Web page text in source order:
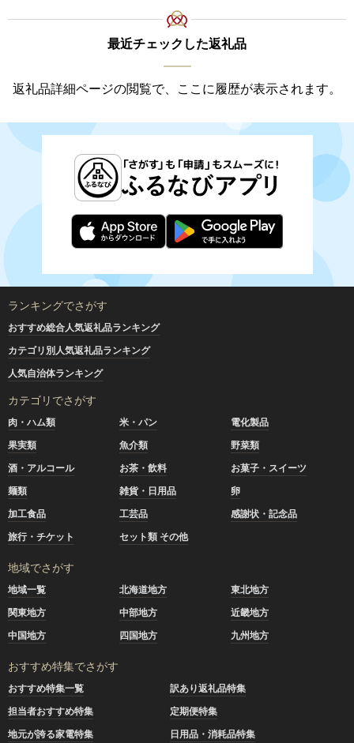
最近チェックした返礼品
返礼品詳細ページの閲覧で、ここに履歴が表示されます。
ランキングでさがす
おすすめ総合人気返礼品ランキング
カテゴリ別人気返礼品ランキング
人気自治体ランキング
カテゴリでさがす
肉・ハム類 米・パン
電化製品
果実類
魚介類
野菜類
酒・アルコール
お茶・飲料
お菓子・スイーツ
麺類
雑貨・日用品
卵
加工食品
工芸品
感謝状・記念品
旅行・チケット
セット類 その他
地域でさがす
地域一覧 北海道地方
東北地方
関東地方
中部地方
近畿地方
中国地方
四国地方 九州地方
おすすめ特集でさがす
おすすめ特集一覧
訳あり返礼品特集
担当者おすすめ特集
定期便特集
地元が誇る家電特集
日用品・消耗品特集